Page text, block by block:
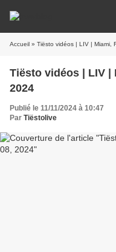
Accueil » Tiësto vidéos | LIV | Miami,
Tiësto vidéos | LIV |
2024
Publié le 11/11/2024 à 10:47
Par Tiëstolive